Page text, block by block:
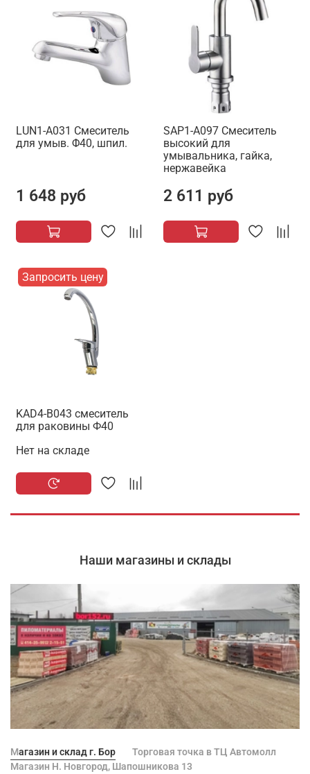
LUN1-A031 Смеситель
для умыв. Φ40, шпил.
1 648 руб
SAP1-A097 Смеситель
высокий для
умывальника, гайка,
нержавейка
2 611 руб
Запросить цену
KAD4-B043 смеситель
для раковины Ф40
Нет на складе
Наши магазины и склады
Магазин и склад г. Бор
Торговая точка в ТЦ Автомолл
Магазин Н. Новгород, Шапошникова 13